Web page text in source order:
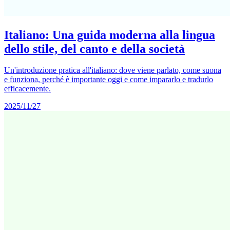
Italiano: Una guida moderna alla lingua
dello stile, del canto e della società
Un'introduzione pratica all'italiano: dove viene parlato, come suona
e funziona, perché è importante oggi e come impararlo e tradurlo
efficacemente.
2025/11/27